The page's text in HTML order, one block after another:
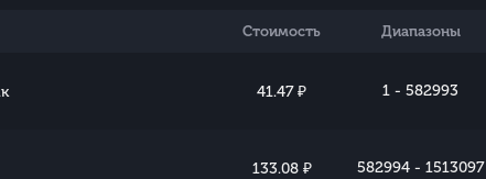
Стоимость Диапазоны
41.47 ₽ 1 - 582993
133.08 ₽ 582994 - 1513097